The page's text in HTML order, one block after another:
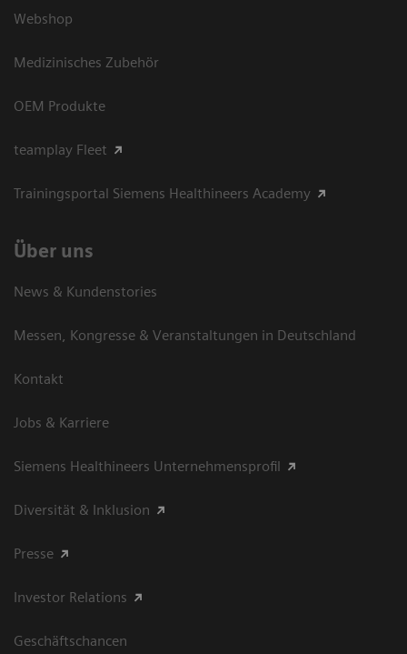
Webshop
Medizinisches Zubehör
OEM Produkte
teamplay Fleet
Trainingsportal Siemens Healthineers Academy
Über uns
News & Kundenstories
Messen, Kongresse & Veranstaltungen in Deutschland
Kontakt
Jobs & Karriere
Siemens Healthineers Unternehmensprofil
Diversität & Inklusion
Presse
Investor Relations
Geschäftschancen